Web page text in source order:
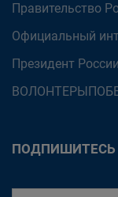
Правительство
Официальный
Президент России
ПОДПИШИТЕСЬ